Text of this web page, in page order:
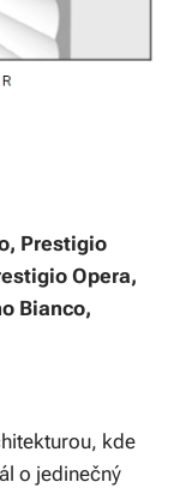
Prestigio
Opera,
Bianco,
kde
o jedinečný